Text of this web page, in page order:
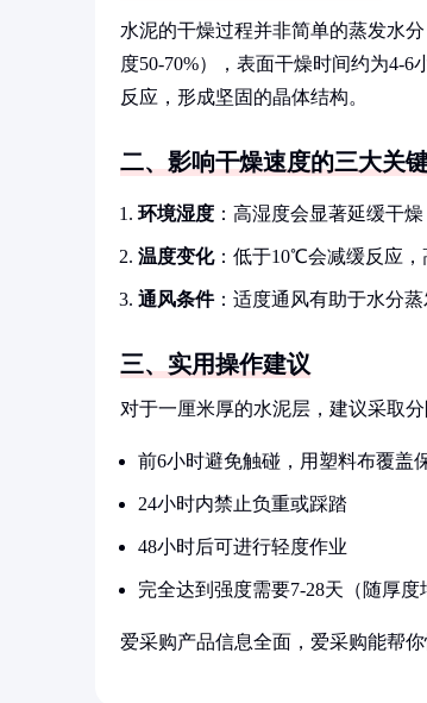
水泥的干燥过程并非简单的蒸发水
度50-70%），表面干燥时间约为4-
反应，形成坚固的晶体结构。
二、影响干燥速度的三大关
环境湿度 ：高湿度会显著延缓干
温度变化：低于10℃会减缓反应
通风条件：适度通风有助于水分
三、实用操作建议
对于一厘米厚的水泥层，建议采取分
前6小时避免触碰，用塑料布覆盖
24小时内禁止负重或踩踏
48小时后可进行轻度作业
完全达到强度需要7-28天（随厚度
爱采购产品信息全面，爱采购能帮